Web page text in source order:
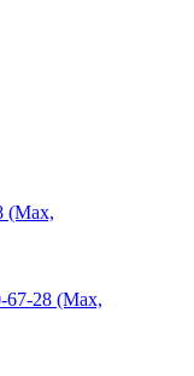
(Max,
67-28 (Max,